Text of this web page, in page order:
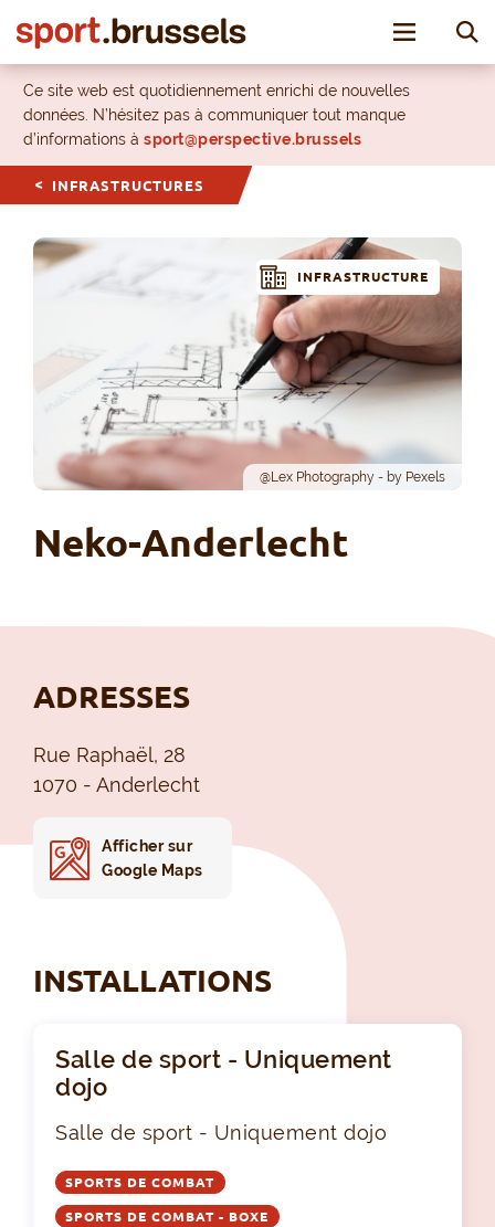
Toggle
Ce site web est quotidiennement enrichi de nouvelles
données. N’hésitez pas à communiquer tout manque
d’informations à sport@perspective.brussels
INFRASTRUCTURES
@Lex Photography - by Pexels
INFRASTRUCTURE
Neko-Anderlecht
ADRESSES
Rue Raphaël, 28
1070 - Anderlecht
Afficher sur
Google Maps
INSTALLATIONS
Salle de sport - Uniquement
dojo
Salle de sport - Uniquement dojo
SPORTS DE COMBAT
SPORTS DE COMBAT - BOXE